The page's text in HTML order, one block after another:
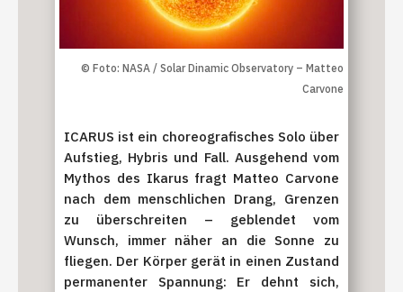
© Foto: NASA / Solar Dinamic Observatory – Matteo
Carvone
ICARUS ist ein choreografisches Solo über
Aufstieg, Hybris und Fall. Ausgehend vom
Mythos des Ikarus fragt Matteo Carvone
nach dem menschlichen Drang, Grenzen
zu überschreiten – geblendet vom
Wunsch, immer näher an die Sonne zu
fliegen. Der Körper gerät in einen Zustand
permanenter Spannung: Er dehnt sich,